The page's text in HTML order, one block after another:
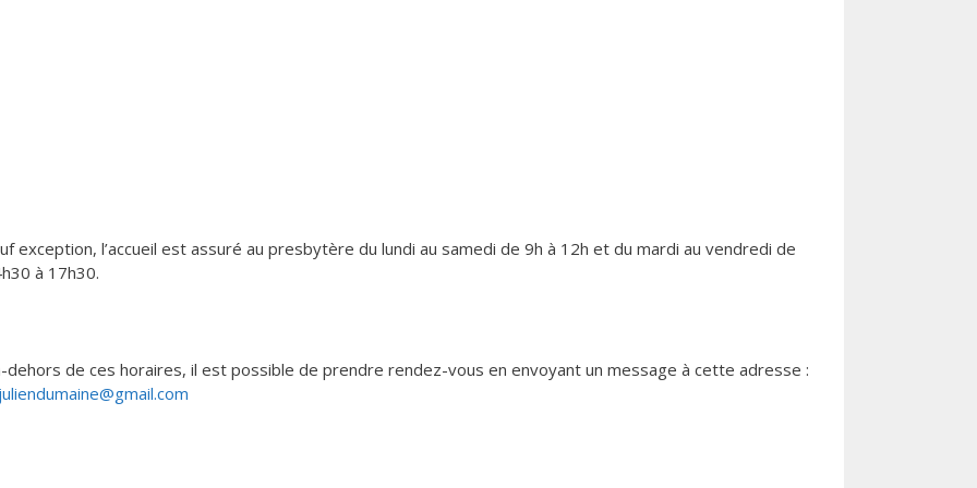
exception, l’accueil est assuré au presbytère du lundi au samedi de 9h à 12h et du mardi au vendredi de
à 17h30.
dehors de ces horaires, il est possible de prendre rendez-vous en envoyant un message à cette adresse :